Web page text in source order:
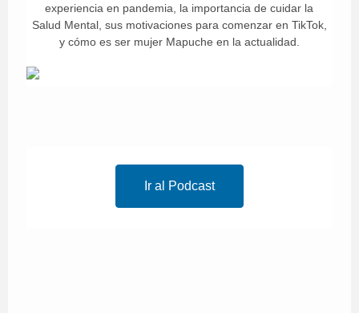
experiencia en pandemia, la importancia de cuidar la
Salud Mental, sus motivaciones para comenzar en TikTok,
y cómo es ser mujer Mapuche en la actualidad.
Ir al Podcast